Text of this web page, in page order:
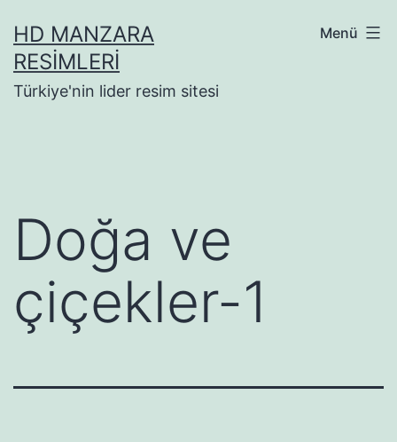
geçHD MANZARA
RESIMLERI
Türkiye'nin lider resim sitesi
Menü
Doğa ve
çiçekler-1